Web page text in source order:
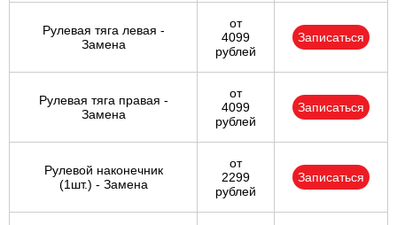
Рулевая тяга левая -
Замена
от
4099
рублей
Записаться
Рулевая тяга правая -
Замена
от
4099
рублей
Записаться
Рулевой наконечник
(1шт.) - Замена
от
2299
рублей
Записаться